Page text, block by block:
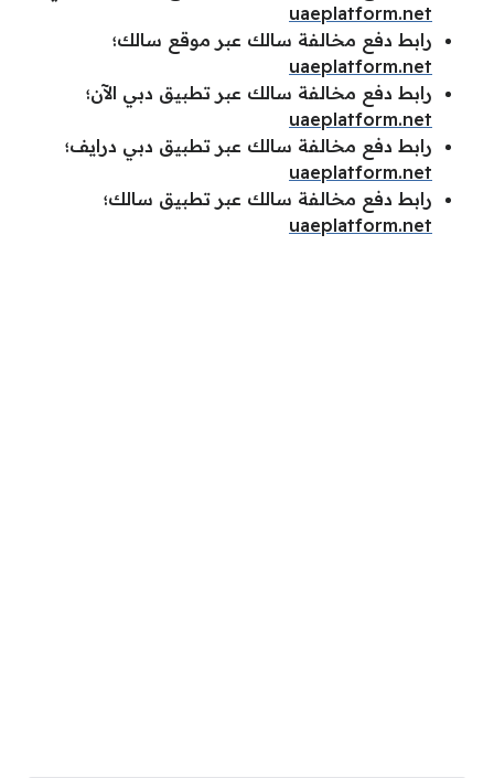
uaeplatform.net
رابط دفع مخالفة سالك عبر موقع سالك؛
uaeplatform.net
رابط دفع مخالفة سالك عبر تطبيق دبي الآن؛
uaeplatform.net
رابط دفع مخالفة سالك عبر تطبيق دبي درايف؛
uaeplatform.net
رابط دفع مخالفة سالك عبر تطبيق سالك؛
uaeplatform.net